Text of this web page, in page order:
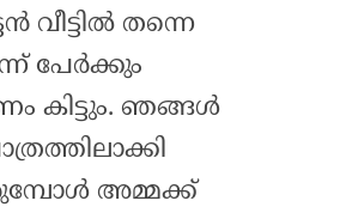
വീട്ടിൽ തന്നെ
പേർക്കും
കിട്ടും. ഞങ്ങൾ
അമ്മക്ക്